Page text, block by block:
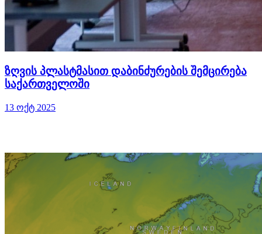
ზღვის პლასტმასით დაბინძურების შემცირება
საქართველოში
13 ოქტ 2025